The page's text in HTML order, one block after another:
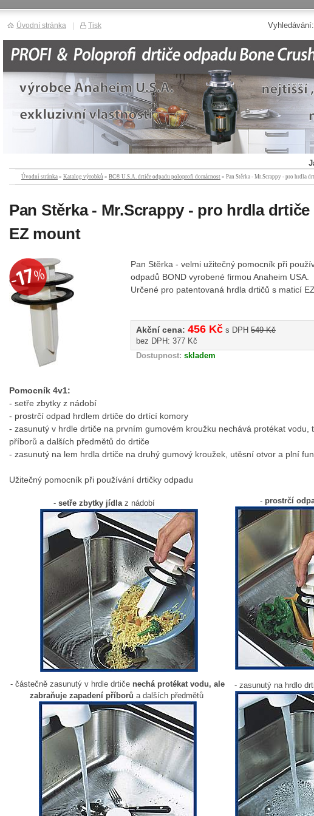
Úvodní stránka » Katalog výrobků » BC® U.S.A. drtiče odpadu poloprofi domácnost » Pan Stěrka - Mr.Scrappy - pro hrdla
Pan Stěrka - Mr.Scrappy - pro hrdla
EZ mount
Pan Stěrka - velmi užitečný pomocník při
odpadů BOND vyrobené firmou Anaheim USA.
Určené pro patentovaná hrdla drtičů s maticí
Akční cena: 456 Kč s DPH 549 Kč
bez DPH: 377 Kč
Dostupnost: skladem
Pomocník 4v1:
- setře zbytky z nádobí
- prostrčí odpad hrdlem drtiče do drtící komory
- zasunutý v hrdle drtiče na prvním gumovém kroužku nechává protékat vodu,
příborů a dalších předmětů do drtiče
- zasunutý na lem hrdla drtiče na druhý gumový kroužek, utěsní otvor a plní
Užitečný pomocník při používání drtičky odpadu
- setře zbytky jídla z nádobí - prostrčí
- částečně zasunutý v hrdle drtiče nechá protékat vodu, ale
zabraňuje zapadení příborů a dalších předmětů
- zasunutý na hrdlo
Vyhledávání:
Úvodní stránka | Tisk